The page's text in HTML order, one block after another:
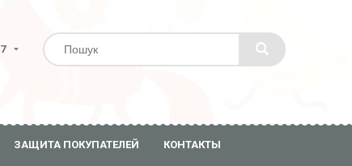
ЗАЩИТА ПОКУПАТЕЛЕЙ КОНТАКТЫ